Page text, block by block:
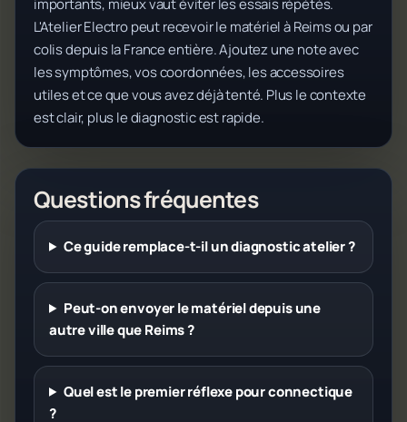
importants, mieux vaut éviter les essais répétés.
L'Atelier Electro peut recevoir le matériel à Reims ou par
colis depuis la France entière. Ajoutez une note avec
les symptômes, vos coordonnées, les accessoires
utiles et ce que vous avez déjà tenté. Plus le contexte
est clair, plus le diagnostic est rapide.
Questions fréquentes
Ce guide remplace-t-il un diagnostic atelier ?
Peut-on envoyer le matériel depuis une
autre ville que Reims ?
Quel est le premier réflexe pour connectique
?